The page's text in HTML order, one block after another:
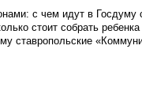
с чем идут в Госдуму
стоит собрать
ставропольские